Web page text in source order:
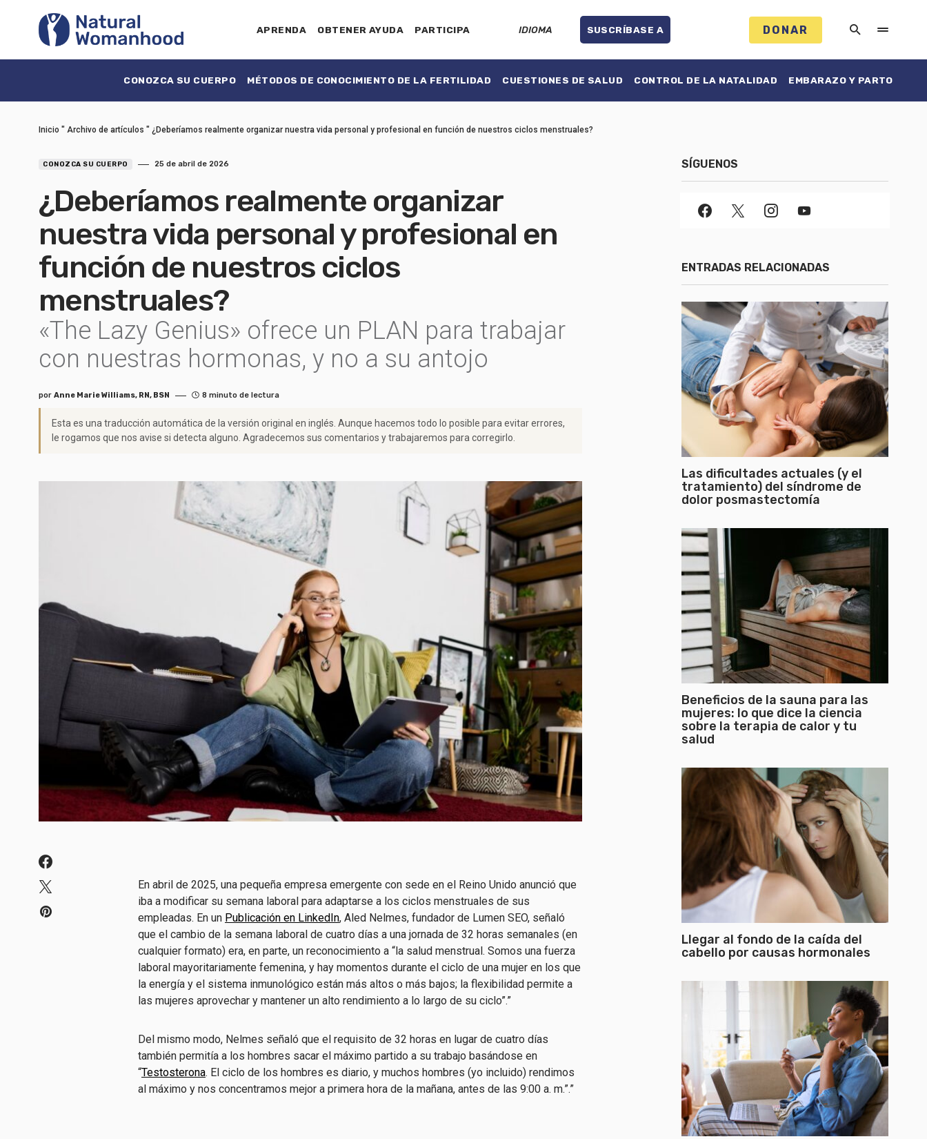
APRENDA OBTENER AYUDA PARTICIPA IDIOMA SUSCRÍBASE A DONAR
CONOZCA SU CUERPO MÉTODOS DE CONOCIMIENTO DE LA FERTILIDAD CUESTIONES DE SALUD CONTROL DE LA NATALIDAD EMBARAZO Y PARTO
Inicio " Archivo de artículos " ¿Deberíamos realmente organizar nuestra vida personal y profesional en función de nuestros ciclos menstruales?
CONOZCA SU CUERPO 25 de abril de 2026
¿Deberíamos realmente organizar
nuestra vida personal y profesional en
función de nuestros ciclos
menstruales?
«The Lazy Genius» ofrece un PLAN para trabajar
con nuestras hormonas, y no a su antojo
por Anne Marie Williams, RN, BSN 8 minuto de lectura
Esta es una traducción automática de la versión original en inglés. Aunque hacemos todo lo posible para evitar errores,
le rogamos que nos avise si detecta alguno. Agradecemos sus comentarios y trabajaremos para corregirlo.
En abril de 2025, una pequeña empresa emergente con sede en el Reino Unido anunció que
iba a modificar su semana laboral para adaptarse a los ciclos menstruales de sus
empleadas. En un Publicación en LinkedIn, Aled Nelmes, fundador de Lumen SEO, señaló
que el cambio de la semana laboral de cuatro días a una jornada de 32 horas semanales (en
cualquier formato) era, en parte, un reconocimiento a “la salud menstrual. Somos una fuerza
laboral mayoritariamente femenina, y hay momentos durante el ciclo de una mujer en los que
la energía y el sistema inmunológico están más altos o más bajos; la flexibilidad permite a
las mujeres aprovechar y mantener un alto rendimiento a lo largo de su ciclo”.”
Del mismo modo, Nelmes señaló que el requisito de 32 horas en lugar de cuatro días
también permitía a los hombres sacar el máximo partido a su trabajo basándose en
“Testosterona. El ciclo de los hombres es diario, y muchos hombres (yo incluido) rendimos
al máximo y nos concentramos mejor a primera hora de la mañana, antes de las 9:00 a. m.”.”
SÍGUENOS
ENTRADAS RELACIONADAS
Las dificultades actuales (y el
tratamiento) del síndrome de
dolor posmastectomía
Beneficios de la sauna para las
mujeres: lo que dice la ciencia
sobre la terapia de calor y tu
salud
Llegar al fondo de la caída del
cabello por causas hormonales